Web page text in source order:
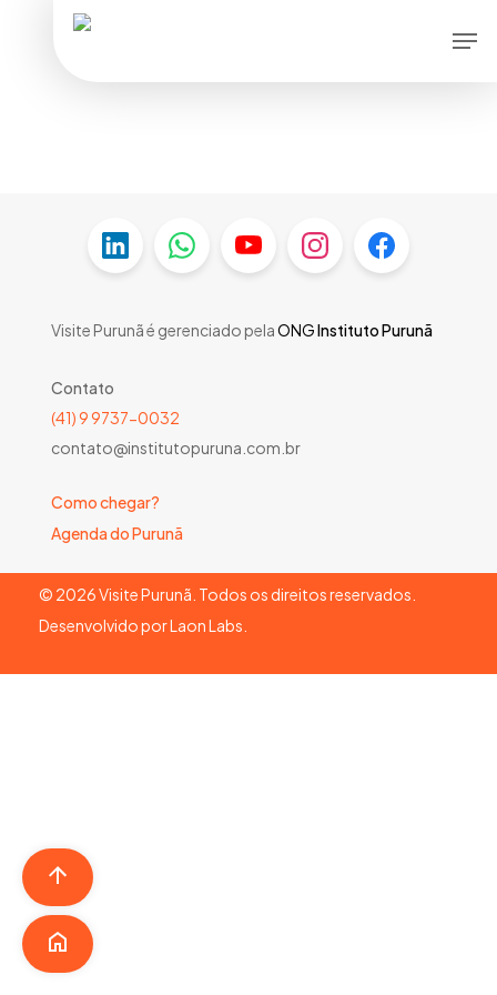
Visite Purunã é gerenciado pelaONGInstituto Purunã
Contato
(41) 9 9737-0032
contato@institutopuruna.com.br
Como chegar?
Agenda do Purunã
© 2026Visite Purunã. Todos os direitos reservados.
Desenvolvido porLaon Labs